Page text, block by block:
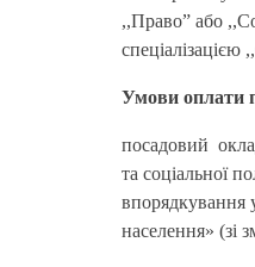
,,Право” або
спеціалізацією
Умови оплати
посадовий
та соціальної
впорядкування
населення» (зі